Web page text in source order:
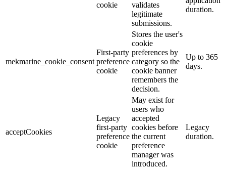
cookie
validates
legitimate
submissions.
duration.
mekmarine_cookie_consent
First-party
preference
cookie
Stores the user's
cookie
preferences by
category so the
cookie banner
remembers the
decision.
Up to 365
days.
acceptCookies
Legacy
first-party
preference
cookie
May exist for
users who
accepted
cookies before
the current
preference
manager was
introduced.
Legacy
duration.